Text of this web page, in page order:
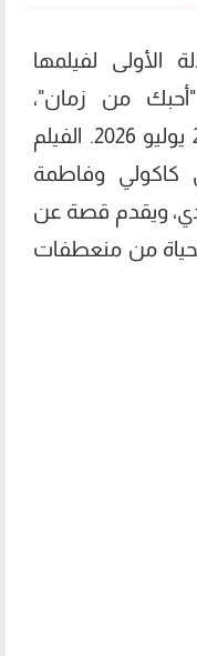
لفيلمها
"أحبك من زمان"،
والمقرر عرضه لأول مرة في 23 يوليو 2026. الفيلم
كاكولي وفاطمة
ويقدم قصة عن
من منعطفات